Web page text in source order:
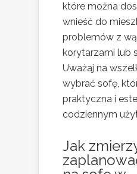
które można
wnieść do
problemów z
korytarzami lub
Uważaj na
wybrać sofę,
praktyczna i
codziennym
Jak